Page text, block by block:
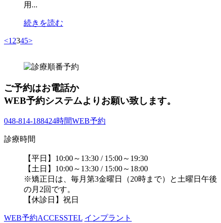
用...
続きを読む
<1 2345>
ご予約はお電話か
WEB予約システムよりお願い致します。
048-814-188424時間WEB予約
診療時間
【平日】10:00～13:30 / 15:00～19:30
【土日】10:00～13:30 / 15:00～18:00
※矯正日は、毎月第3金曜日（20時まで）と土曜日午後
の月2回です。
【休診日】祝日
WEB予約ACCESSTEL インプラント